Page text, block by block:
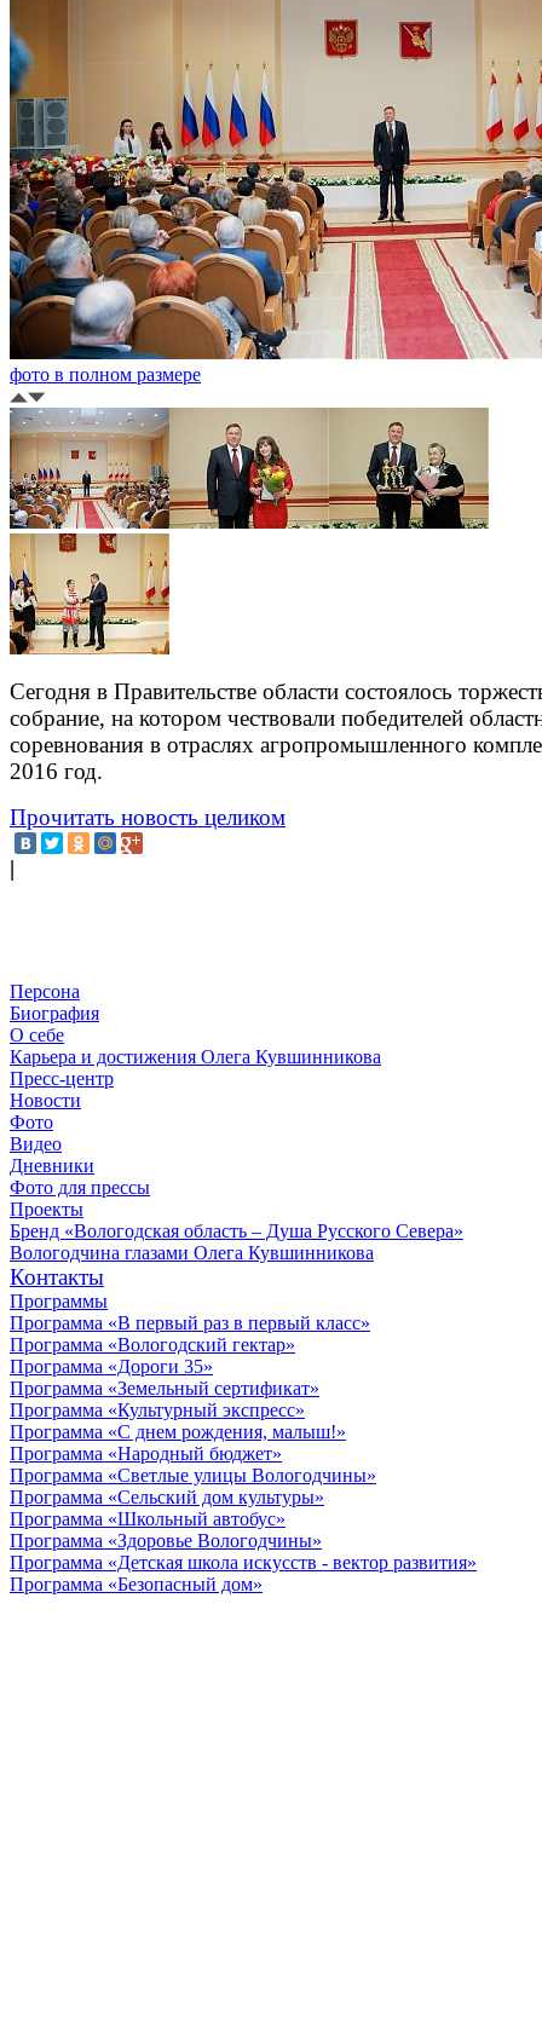
фото в полном размере
Сегодня в Правительстве области состоялось
собрание, на котором чествовали победителей
соревнования в отраслях агропромышленного
2016 год.
Прочитать новость целиком
|
Персона
Биография
О себе
Карьера и достижения Олега Кувшинникова
Пресс-центр
Новости
Фото
Видео
Дневники
Фото для прессы
Проекты
Бренд «Вологодская область – Душа Русского Севера»
Вологодчина глазами Олега Кувшинникова
Контакты
Программы
Программа «В первый раз в первый класс»
Программа «Вологодский гектар»
Программа «Дороги 35»
Программа «Земельный сертификат»
Программа «Культурный экспресс»
Программа «С днем рождения, малыш!»
Программа «Народный бюджет»
Программа «Светлые улицы Вологодчины»
Программа «Сельский дом культуры»
Программа «Школьный автобус»
Программа «Здоровье Вологодчины»
Программа «Детская школа искусств - вектор развития»
Программа «Безопасный дом»